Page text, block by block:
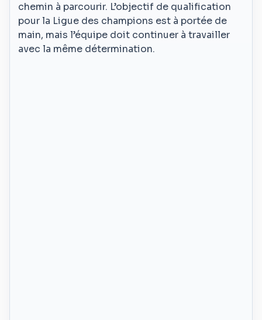
chemin à parcourir. L’objectif de qualification
pour la Ligue des champions est à portée de
main, mais l’équipe doit continuer à travailler
avec la même détermination.